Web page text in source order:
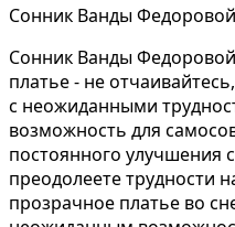
Сонник Ванды
Сонник Ванды
платье - не
с неожиданными
возможность для
постоянного улучшения
преодолеете трудности
прозрачное платье во